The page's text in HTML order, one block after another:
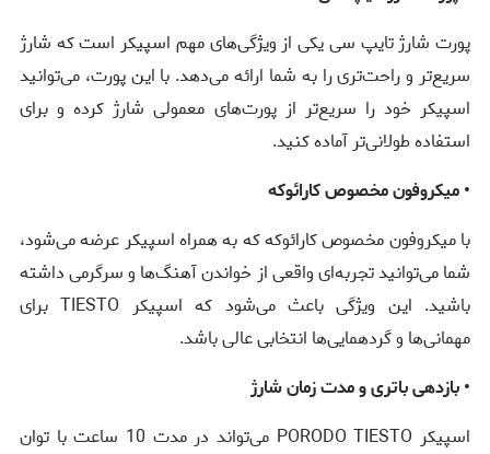
پورت شارژ تایپ سی یکی از ویژگی‌های مهم اسپیکر است که شارژ
سریع‌تر و راحت‌تری را به شما ارائه می‌دهد. با این پورت، می‌توانید
اسپیکر خود را سریع‌تر از پورت‌های معمولی شارژ کرده و برای
استفاده طولانی‌تر آماده کنید.
• میکروفون مخصوص کارائوکه
با میکروفون مخصوص کارائوکه که به همراه اسپیکر عرضه می‌شود،
شما می‌توانید تجربه‌ای واقعی از خواندن آهنگ‌ها و سرگرمی داشته
باشید. این ویژگی باعث می‌شود که اسپیکر TIESTO برای
مهمانی‌ها و گردهمایی‌ها انتخابی عالی باشد.
• بازدهی باتری و مدت زمان شارژ
اسپیکر PORODO TIESTO می‌تواند در مدت 10 ساعت با توان